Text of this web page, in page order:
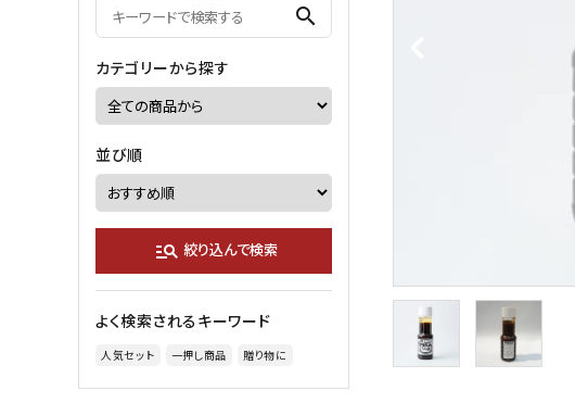
ショッピングバック
search
カテゴリーから探す
並び順
manage_search 絞り込んで検索
よく検索されるキーワード
人気セット 一押し商品 贈り物に